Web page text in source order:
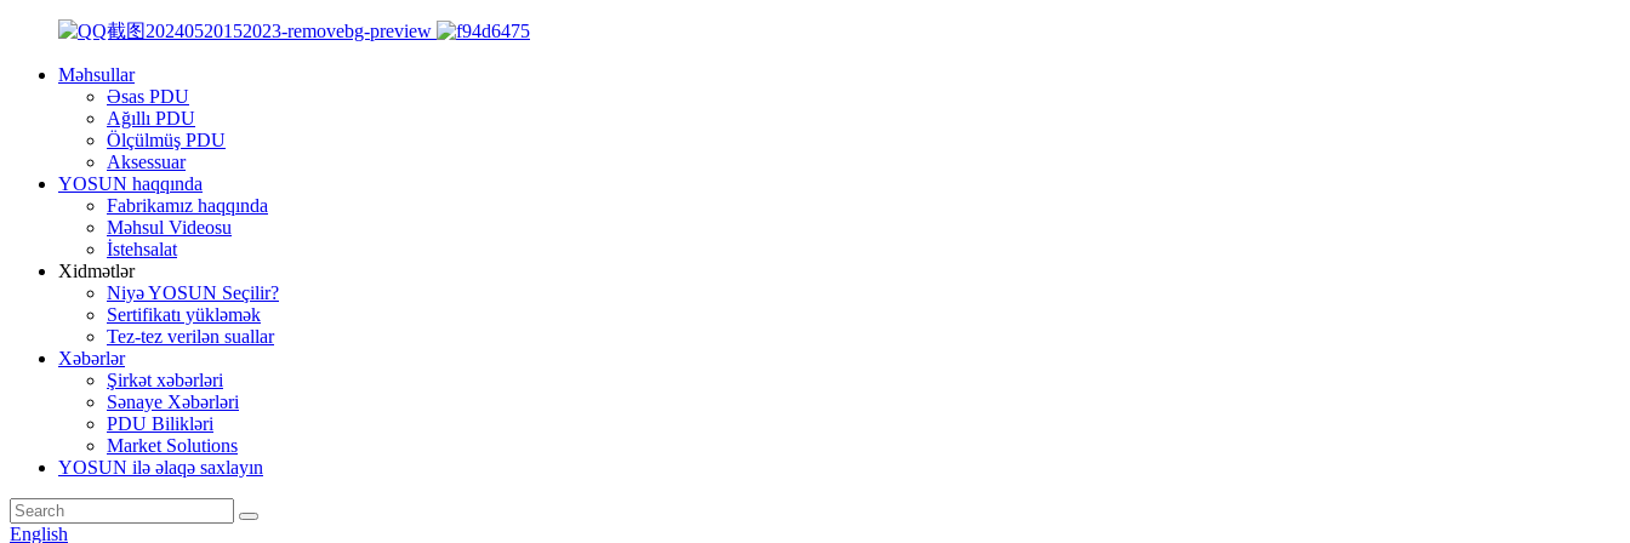
Məhsullar
Əsas PDU
Ağıllı PDU
Ölçülmüş PDU
Aksessuar
YOSUN haqqında
Fabrikamız haqqında
Məhsul Videosu
İstehsalat
Xidmətlər
Niyə YOSUN Seçilir?
Sertifikatı yükləmək
Tez-tez verilən suallar
Xəbərlər
Şirkət xəbərləri
Sənaye Xəbərləri
PDU Bilikləri
Market Solutions
YOSUN ilə əlaqə saxlayın
English